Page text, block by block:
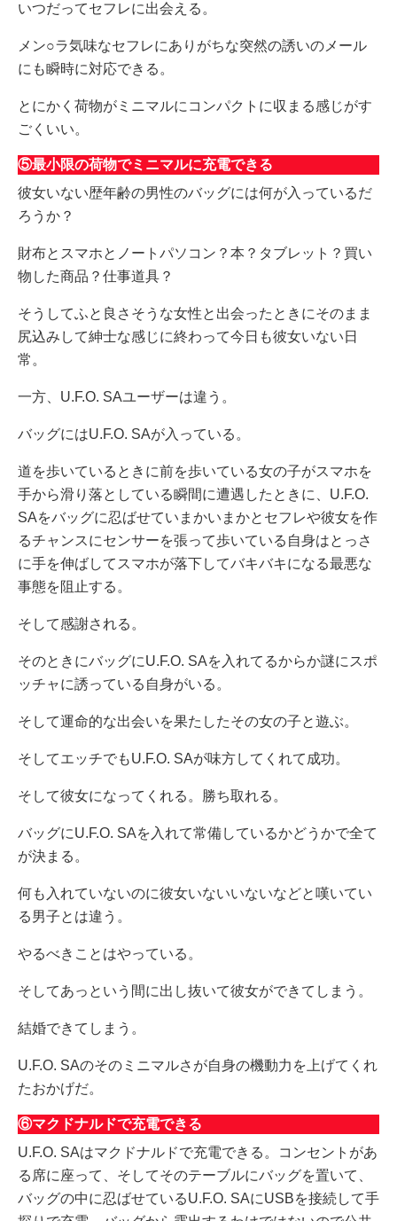
いつだってセフレに出会える。
メン○ラ気味なセフレにありがちな突然の誘いのメール
にも瞬時に対応できる。
とにかく荷物がミニマルにコンパクトに収まる感じがす
ごくいい。
⑤最小限の荷物でミニマルに充電できる
彼女いない歴年齢の男性のバッグには何が入っているだ
ろうか？
財布とスマホとノートパソコン？本？タブレット？買い
物した商品？仕事道具？
そうしてふと良さそうな女性と出会ったときにそのまま
尻込みして紳士な感じに終わって今日も彼女いない日
常。
一方、U.F.O. SAユーザーは違う。
バッグにはU.F.O. SAが入っている。
道を歩いているときに前を歩いている女の子がスマホを
手から滑り落としている瞬間に遭遇したときに、U.F.O.
SAをバッグに忍ばせていまかいまかとセフレや彼女を作
るチャンスにセンサーを張って歩いている自身はとっさ
に手を伸ばしてスマホが落下してバキバキになる最悪な
事態を阻止する。
そして感謝される。
そのときにバッグにU.F.O. SAを入れてるからか謎にスポ
ッチャに誘っている自身がいる。
そして運命的な出会いを果たしたその女の子と遊ぶ。
そしてエッチでもU.F.O. SAが味方してくれて成功。
そして彼女になってくれる。勝ち取れる。
バッグにU.F.O. SAを入れて常備しているかどうかで全て
が決まる。
何も入れていないのに彼女いないいないなどと嘆いてい
る男子とは違う。
やるべきことはやっている。
そしてあっという間に出し抜いて彼女ができてしまう。
結婚できてしまう。
U.F.O. SAのそのミニマルさが自身の機動力を上げてくれ
たおかげだ。
⑥マクドナルドで充電できる
U.F.O. SAはマクドナルドで充電できる。コンセントがあ
る席に座って、そしてそのテーブルにバッグを置いて、
バッグの中に忍ばせているU.F.O. SAにUSBを接続して手